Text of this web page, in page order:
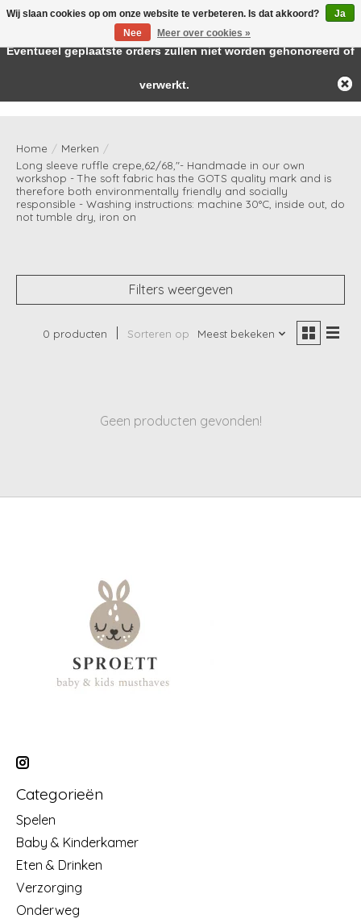
Home / Merken /
Long sleeve ruffle crepe,62/68,"- Handmade in our own
workshop - The soft fabric has the GOTS quality mark and is
therefore both environmentally friendly and socially
responsible - Washing instructions: machine 30°C, inside out, do
not tumble dry, iron on
Filters weergeven
0 producten Sorteren op Meest bekeken
Geen producten gevonden!
Categorieën
Spelen
Baby & Kinderkamer
Eten & Drinken
Verzorging
Onderweg
Wij slaan cookies op om onze website te verbeteren. Is dat akkoord?
Ja
Nee
Meer over cookies »
← Keer terug naar de backofficeDeze winkel is in aanbouw.
Eventueel geplaatste orders zullen niet worden gehonoreerd of
verwerkt.